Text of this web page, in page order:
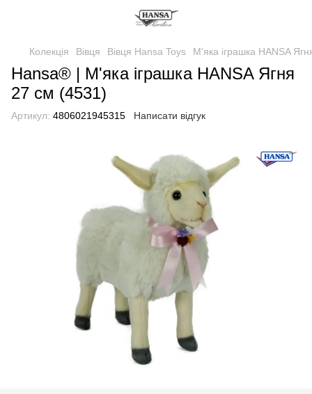
Колекція Вівця Вівця Hansa Toys М'яка іграшка HANSA
Hansa® | М'яка іграшка HANSA Ягня
27 см (4531)
Артикул: 4806021945315 Написати відгук